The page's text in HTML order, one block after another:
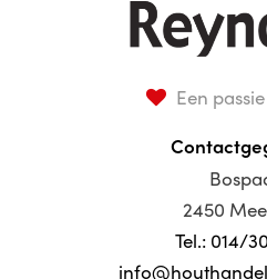
Een
2450
Tel.: 014/